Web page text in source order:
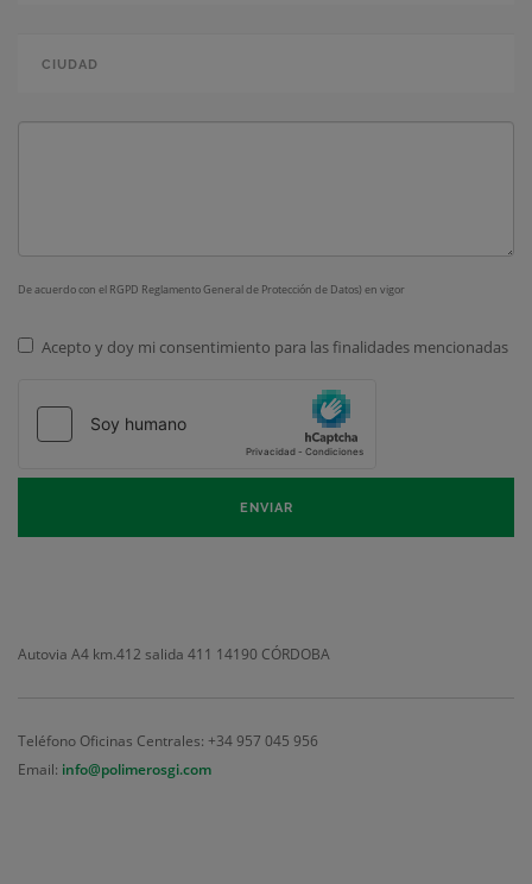
De acuerdo con el RGPD Reglamento General de Protección de Datos) en vigor
Acepto y doy mi consentimiento para las finalidades mencionadas
ENVIAR
Autovia A4 km.412 salida 411 14190 CÓRDOBA
Teléfono Oficinas Centrales: +34 957 045 956
Email: info@polimerosgi.com